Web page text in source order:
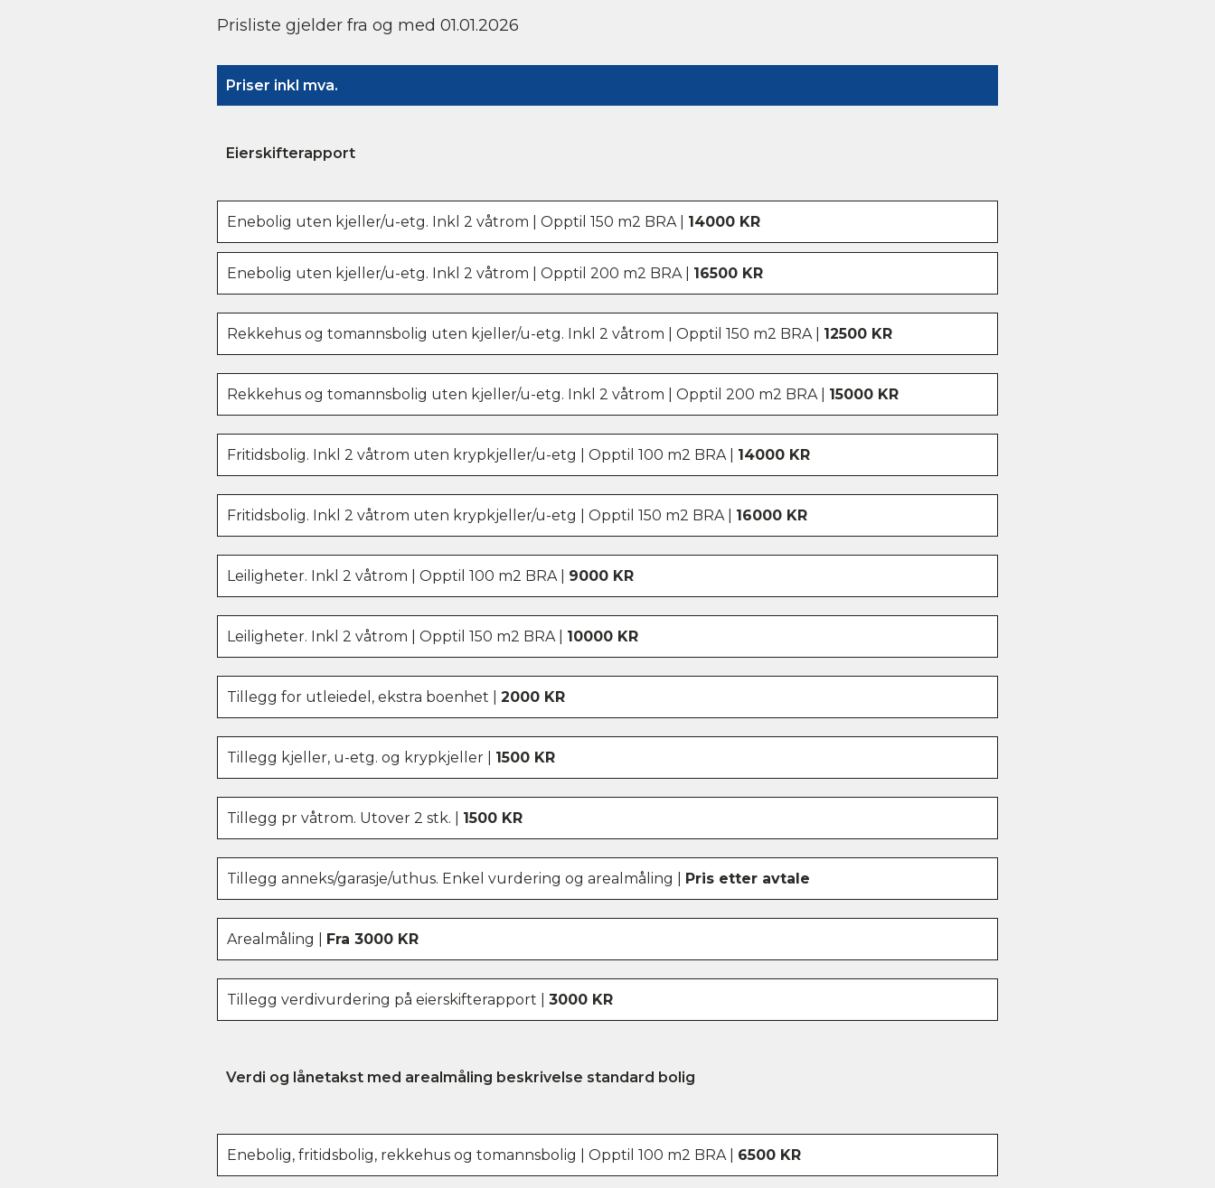
Prisliste gjelder fra og med 01.01.2026
Priser inkl mva.
Eierskifterapport
Enebolig uten kjeller/u-etg. Inkl 2 våtrom | Opptil 150 m2 BRA | 14000 KR
Enebolig uten kjeller/u-etg. Inkl 2 våtrom | Opptil 200 m2 BRA | 16500 KR
Rekkehus og tomannsbolig uten kjeller/u-etg. Inkl 2 våtrom | Opptil 150 m2 BRA | 12500 KR
Rekkehus og tomannsbolig uten kjeller/u-etg. Inkl 2 våtrom | Opptil 200 m2 BRA | 15000 KR
Fritidsbolig. Inkl 2 våtrom uten krypkjeller/u-etg | Opptil 100 m2 BRA | 14000 KR
Fritidsbolig. Inkl 2 våtrom uten krypkjeller/u-etg | Opptil 150 m2 BRA | 16000 KR
Leiligheter. Inkl 2 våtrom | Opptil 100 m2 BRA | 9000 KR
Leiligheter. Inkl 2 våtrom | Opptil 150 m2 BRA | 10000 KR
Tillegg for utleiedel, ekstra boenhet | 2000 KR
Tillegg kjeller, u-etg. og krypkjeller | 1500 KR
Tillegg pr våtrom. Utover 2 stk. | 1500 KR
Tillegg anneks/garasje/uthus. Enkel vurdering og arealmåling | Pris etter avtale
Arealmåling | Fra 3000 KR
Tillegg verdivurdering på eierskifterapport | 3000 KR
Verdi og lånetakst med arealmåling beskrivelse standard bolig
Enebolig, fritidsbolig, rekkehus og tomannsbolig | Opptil 100 m2 BRA | 6500 KR